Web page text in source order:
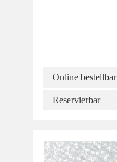
Online bestellbar
Reservierbar